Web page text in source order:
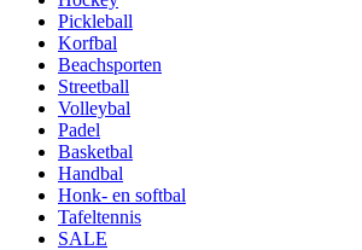
Pickleball
Korfbal
Beachsporten
Streetball
Volleybal
Padel
Basketbal
Handbal
Honk- en softbal
Tafeltennis
SALE